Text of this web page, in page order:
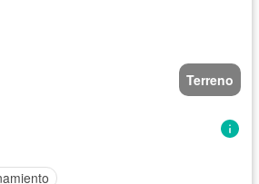
Terreno